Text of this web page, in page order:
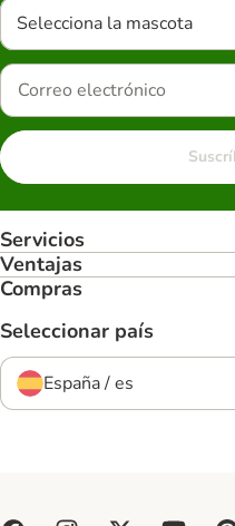
Selecciona la mascota
Servicios
Ventajas
Compras
Seleccionar país
España / es